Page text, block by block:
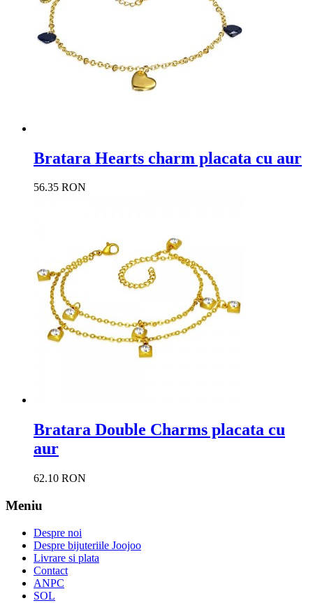
Bratara Hearts charm placata cu aur
56.35 RON
Bratara Double Charms placata cu
aur
62.10 RON
Meniu
Despre noi
Despre bijuteriile Joojoo
Livrare si plata
Contact
ANPC
SOL